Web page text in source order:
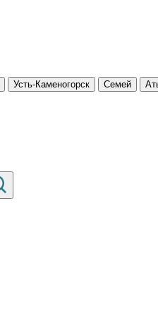
Усть-Каменогорск Семей